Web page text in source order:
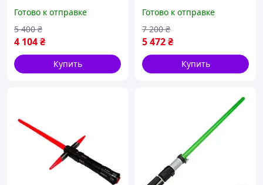
Готово к отправке
4 104₴
5 400 ₴
Купить
Готово к отправке
5 472₴
7 200 ₴
Купить